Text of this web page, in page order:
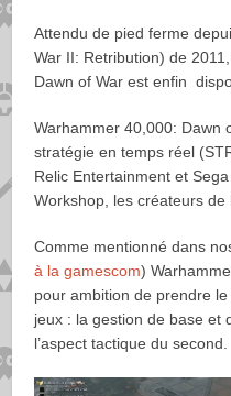
Attendu de pied ferme
War II: Retribution) de
Dawn of War est enfin
Warhammer 40,000: Dawn
stratégie en temps réel
Relic Entertainment et
Workshop, les créateurs de
Comme mentionné dans
à la gamescom)
pour ambition de prendre
jeux : la gestion de base et
l’aspect tactique du second.